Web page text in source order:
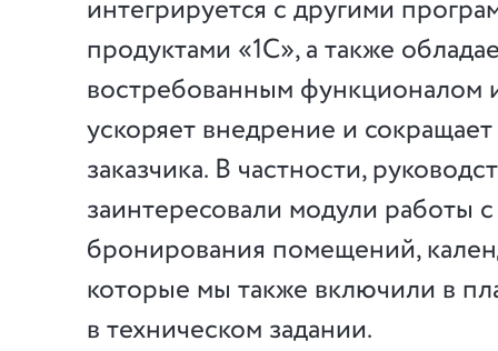
интегрируется с другими
продуктами «1С», а также
востребованным функционалом
ускоряет внедрение и
заказчика. В частности,
заинтересовали модули работы
бронирования помещений,
которые мы также включили в
в техническом задании.